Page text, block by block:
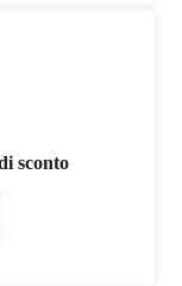
sconto